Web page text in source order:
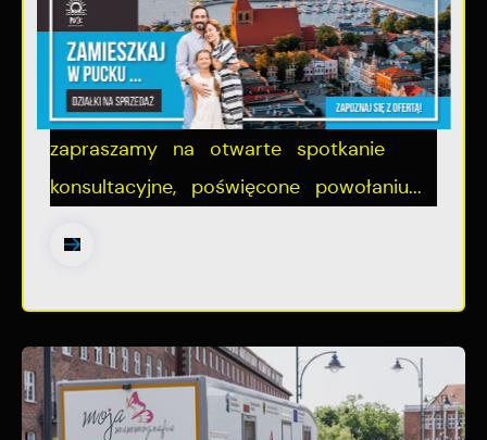
powołaniu związku metropolitalnego
w województwie pomorskim
Szanowni Państwo, serdecznie
zapraszamy na otwarte spotkanie
konsultacyjne, poświęcone powołaniu...